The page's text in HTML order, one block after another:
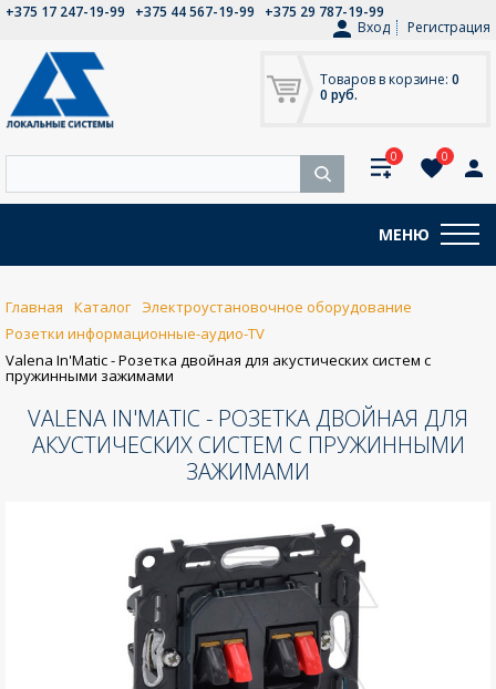
+375 17 247-19-99 +375 44 567-19-99
+375 29 787-19-99
Вход
Регистрация
Товаров в корзине: 0
0 руб.
0 0
МЕНЮ
Главная Каталог
Электроустановочное оборудование
Розетки информационные-аудио-TV
Valena In'Matic - Розетка двойная для акустических систем с
пружинными зажимами
VALENA IN'MATIC - РОЗЕТКА ДВОЙНАЯ ДЛЯ
АКУСТИЧЕСКИХ СИСТЕМ С ПРУЖИННЫМИ
ЗАЖИМАМИ